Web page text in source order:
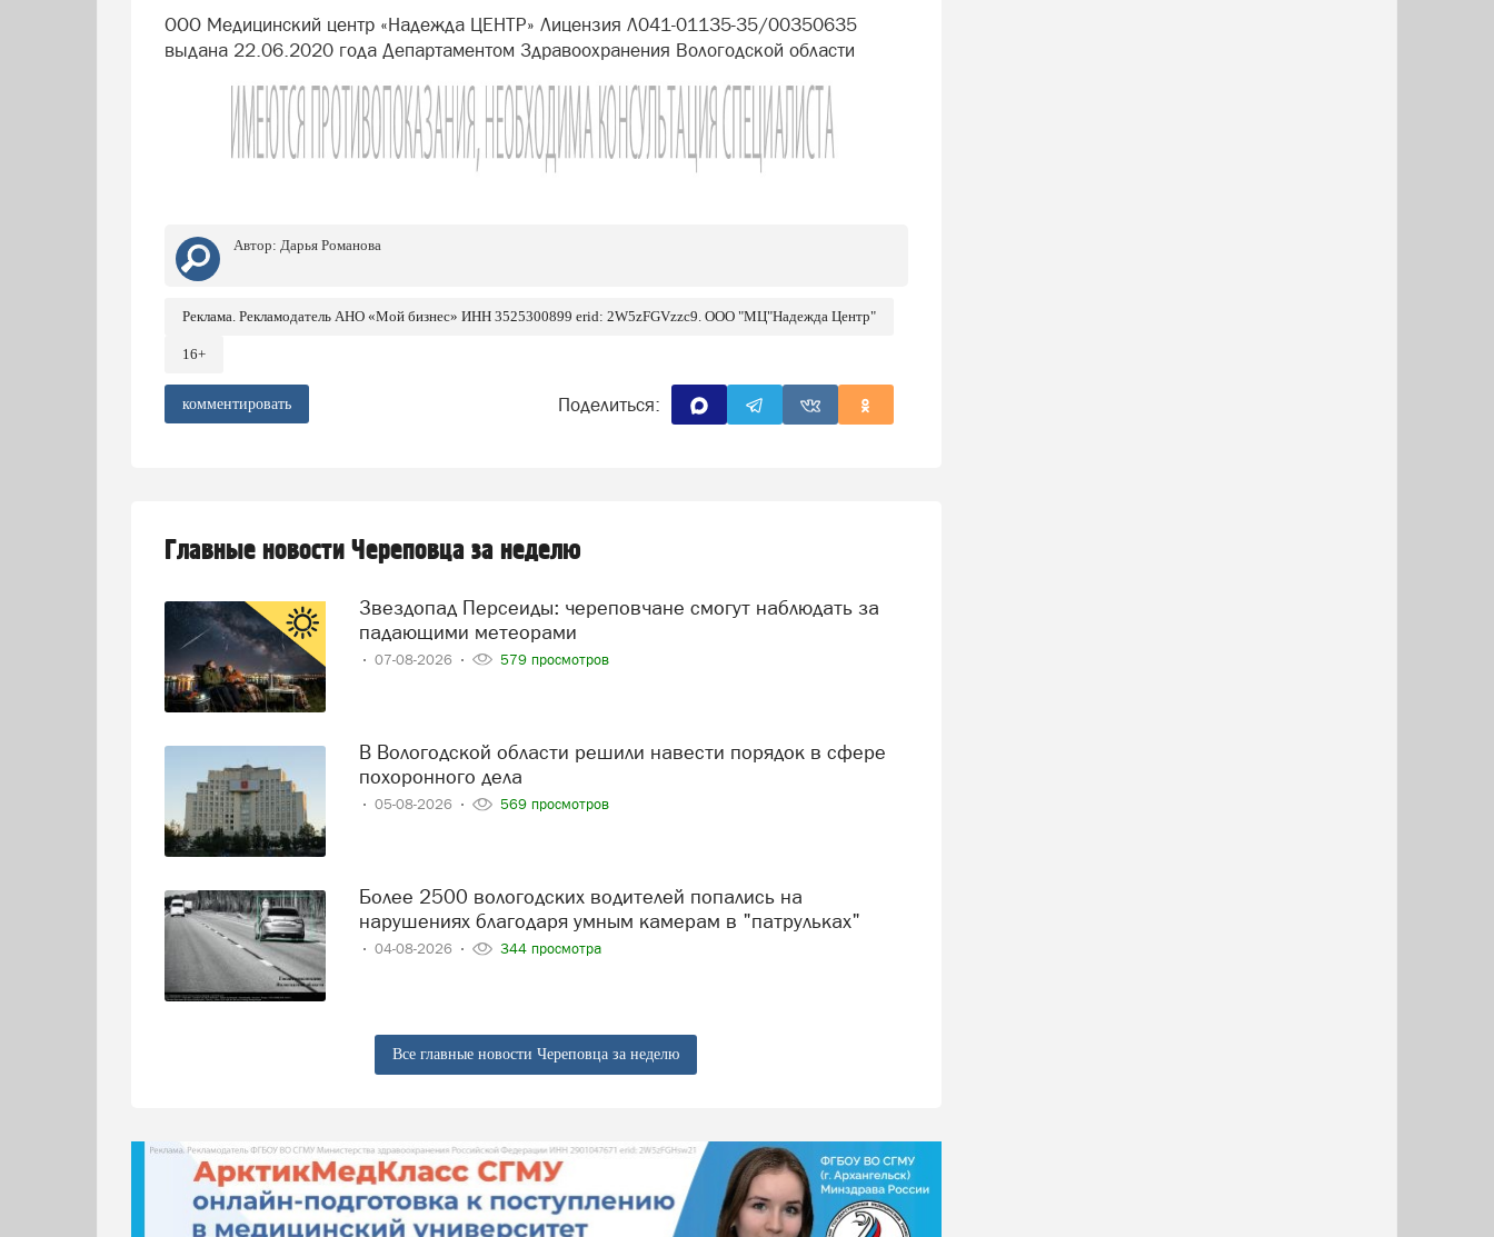
ООО Медицинский центр «Надежда ЦЕНТР» Лицензия Л041-01135-35/00350635
выдана 22.06.2020 года Департаментом Здравоохранения Вологодской области
Автор: Дарья Романова
Реклама. Рекламодатель АНО «Мой бизнес» ИНН 3525300899 erid: 2W5zFGVzzc9. ООО "МЦ"Надежда Центр"
16+
комментировать Поделиться:
Главные новости Череповца за неделю
Звездопад Персеиды: череповчане смогут наблюдать за
падающими метеорами
07-08-2026 579 просмотров
В Вологодской области решили навести порядок в сфере
похоронного дела
05-08-2026 569 просмотров
Более 2500 вологодских водителей попались на
нарушениях благодаря умным камерам в "патрульках"
04-08-2026 344 просмотра
Все главные новости Череповца за неделю